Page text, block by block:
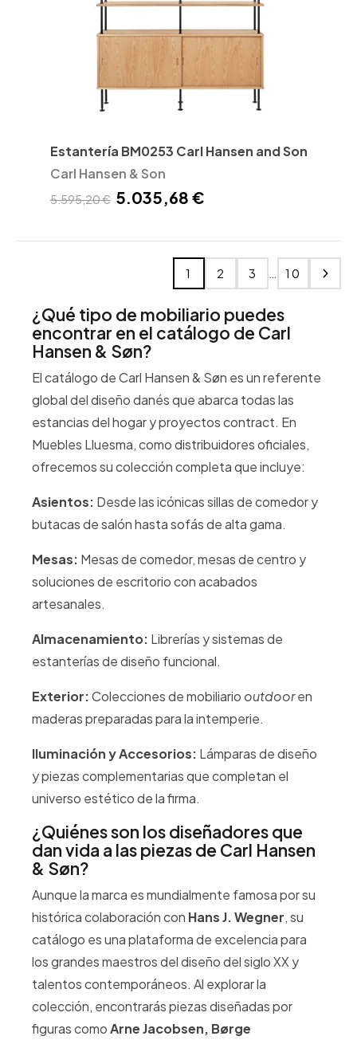
Estantería BM0253 Carl Hansen and Son
Carl Hansen & Son
5.595,20 € 5.035,68 €
1 2 3 … 10
¿Qué tipo de mobiliario puedes
encontrar en el catálogo de Carl
Hansen & Søn?
El catálogo de Carl Hansen & Søn es un referente
global del diseño danés que abarca todas las
estancias del hogar y proyectos contract. En
Muebles Lluesma, como distribuidores oficiales,
ofrecemos su colección completa que incluye:
Asientos: Desde las icónicas sillas de comedor y
butacas de salón hasta sofás de alta gama.
Mesas: Mesas de comedor, mesas de centro y
soluciones de escritorio con acabados
artesanales.
Almacenamiento: Librerías y sistemas de
estanterías de diseño funcional.
Exterior:Colecciones de mobiliario outdooren
maderas preparadas para la intemperie.
Iluminación y Accesorios: Lámparas de diseño
y piezas complementarias que completan el
universo estético de la firma.
¿Quiénes son los diseñadores que
dan vida a las piezas de Carl Hansen
& Søn?
Aunque la marca es mundialmente famosa por su
histórica colaboración con Hans J. Wegner, su
catálogo es una plataforma de excelencia para
los grandes maestros del diseño del siglo XX y
talentos contemporáneos. Al explorar la
colección, encontrarás piezas diseñadas por
figuras comoArne Jacobsen, Børge